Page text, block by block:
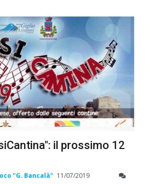
il prossimo 12
"G. Bancalà" 11/07/2019